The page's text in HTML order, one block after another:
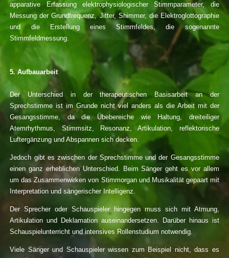
apparative Erfassung elektrophysiologischer Stimmparameter, die
Messung der Grundfrequenz, Jitter, Shimmer, die Elektroglottographie
und die Erstellung eines Stimmfeldes, die sogenannte
Stimmfeldmessung.
5. Aufbauarbeit
Der Unterschied in der therapeutischen Basisarbeit an der
Sprechstimme ist im Grunde nicht viel anders als die Arbeit mit der
Gesangsstimme, da die Übebereiche wie Haltung, dreiteiliger
Atemrhythmus, Stimmsitz, Resonanz, Artikulation, reflektorische
Luftergänzung und Abspannen sich decken.
Jedoch gibt es zwischen der Sprechstimme und der Gesangsstimme
einen ganz erheblichen Unterschied. Beim Sänger geht es vor allem
um das Zusammenwirken von Stimmorgan und Musikalität gepaart mit
Interpretation und sängerischer Intelligenz.
Der Sprecher oder Schauspieler hingegen muss sich mit Atmung,
Artikulation und Deklamation auseinandersetzen. Darüber hinaus ist
Schauspielunterricht und intensives Rollenstudium notwendig.
Viele Sänger und Schauspieler wissen zum Beispiel nicht, dass es